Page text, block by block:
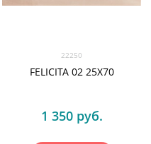
22250
FELICITA 02 25X70
1 350 руб.